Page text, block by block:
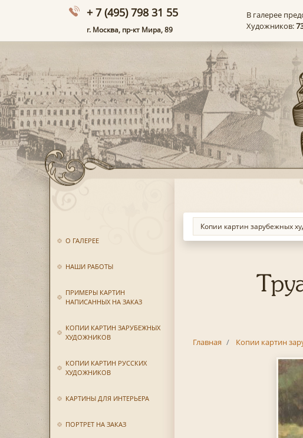
+ 7 (495) 798 31 55
г. Москва, пр-кт Мира, 89
В галерее
Художников:
О ГАЛЕРЕЕ
НАШИ РАБОТЫ
ПРИМЕРЫ КАРТИН
НАПИСАННЫХ НА ЗАКАЗ
КОПИИ КАРТИН ЗАРУБЕЖНЫХ
ХУДОЖНИКОВ
КОПИИ КАРТИН РУССКИХ
ХУДОЖНИКОВ
КАРТИНЫ ДЛЯ ИНТЕРЬЕРА
ПОРТРЕТ НА ЗАКАЗ
Главная Копии картин